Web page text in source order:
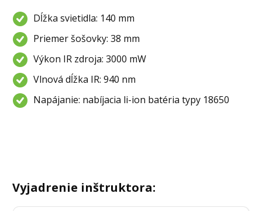
Dĺžka svietidla: 140 mm
Priemer šošovky: 38 mm
Výkon IR zdroja: 3000 mW
Vlnová dĺžka IR: 940 nm
Napájanie: nabíjacia li-ion batéria typy 18650
Vyjadrenie inštruktora: